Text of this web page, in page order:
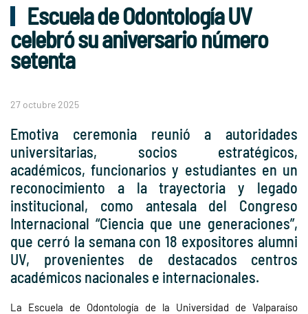
Escuela de Odontología UV
celebró su aniversario número
setenta
27 octubre 2025
Emotiva ceremonia reunió a autoridades
universitarias, socios estratégicos,
académicos, funcionarios y estudiantes en un
reconocimiento a la trayectoria y legado
institucional, como antesala del Congreso
Internacional “Ciencia que une generaciones”,
que cerró la semana con 18 expositores alumni
UV, provenientes de destacados centros
académicos nacionales e internacionales.
La Escuela de Odontología de la Universidad de Valparaíso